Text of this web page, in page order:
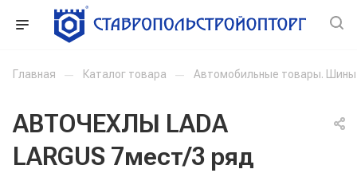
Главная — Каталог товара — Автомобильные товары. Шины
АВТОЧЕХЛЫ LADA
LARGUS 7мест/3 ряд